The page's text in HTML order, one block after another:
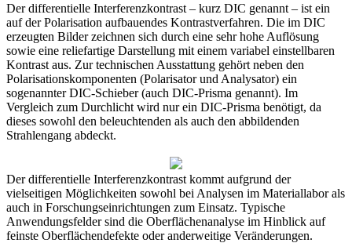
Der differentielle Interferenzkontrast – kurz DIC genannt – ist ein
auf der Polarisation aufbauendes Kontrastverfahren. Die im DIC
erzeugten Bilder zeichnen sich durch eine sehr hohe Auflösung
sowie eine reliefartige Darstellung mit einem variabel einstellbaren
Kontrast aus. Zur technischen Ausstattung gehört neben den
Polarisationskomponenten (Polarisator und Analysator) ein
sogenannter DIC-Schieber (auch DIC-Prisma genannt). Im
Vergleich zum Durchlicht wird nur ein DIC-Prisma benötigt, da
dieses sowohl den beleuchtenden als auch den abbildenden
Strahlengang abdeckt.
Der differentielle Interferenzkontrast kommt aufgrund der
vielseitigen Möglichkeiten sowohl bei Analysen im Materiallabor als
auch in Forschungseinrichtungen zum Einsatz. Typische
Anwendungsfelder sind die Oberflächenanalyse im Hinblick auf
feinste Oberflächendefekte oder anderweitige Veränderungen.